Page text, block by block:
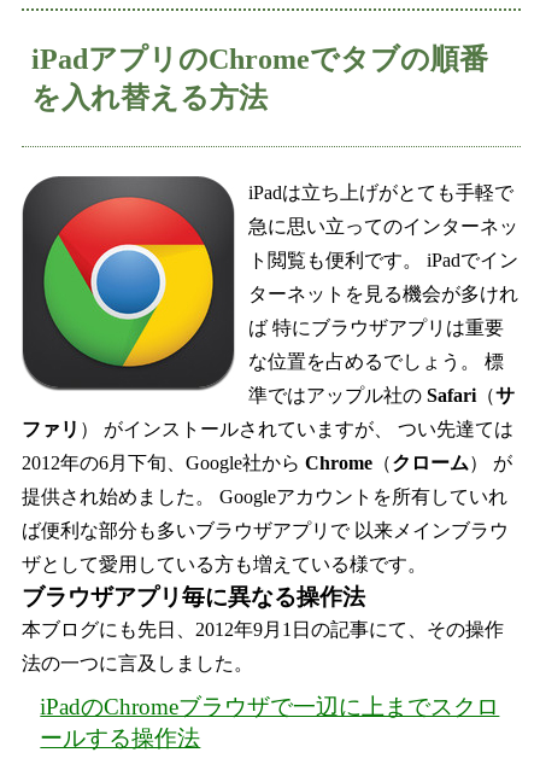
iPadアプリのChromeでタブの順番
を入れ替える方法
iPadは立ち上げがとても手軽で
急に思い立ってのインターネッ
ト閲覧も便利です。 iPadでイン
ターネットを見る機会が多けれ
ば 特にブラウザアプリは重要
な位置を占めるでしょう。 標
準ではアップル社の Safari （サ
ファリ ） がインストールされていますが、 つい先達ては
2012年の6月下旬、Google社から Chrome （クローム） が
提供され始めました。 Googleアカウントを所有していれ
ば便利な部分も多いブラウザアプリで 以来メインブラウ
ザとして愛用している方も増えている様です。
ブラウザアプリ毎に異なる操作法
本ブログにも先日、2012年9月1日の記事にて、その操作
法の一つに言及しました。
iPadのChromeブラウザで一辺に上までスクロ
ールする操作法